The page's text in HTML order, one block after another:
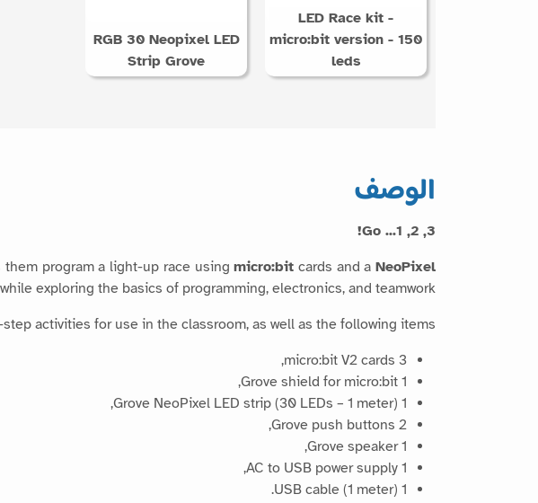
LED Race kit -
micro:bit version - 150
leds
RGB 30 Neopixel LED
Strip Grove
الوصف
3, 2, 1... Go!
them program a light-up race usingmicro:bit cards and aNeoPixel
exploring the basics of programming, electronics, and teamwork.
activities for use in the classroom, as well as the following items:
3 micro:bit V2 cards,
1 Grove shield for micro:bit,
1 Grove NeoPixel LED strip (30 LEDs – 1 meter),
2 Grove push buttons,
1 Grove speaker,
1 AC to USB power supply,
1 USB cable (1 meter).